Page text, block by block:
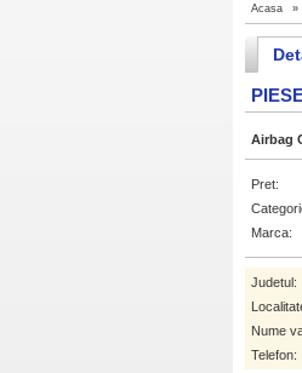
Acasa »
Airbag
Pret:
Marca:
Judetul:
Nume
Telefon: